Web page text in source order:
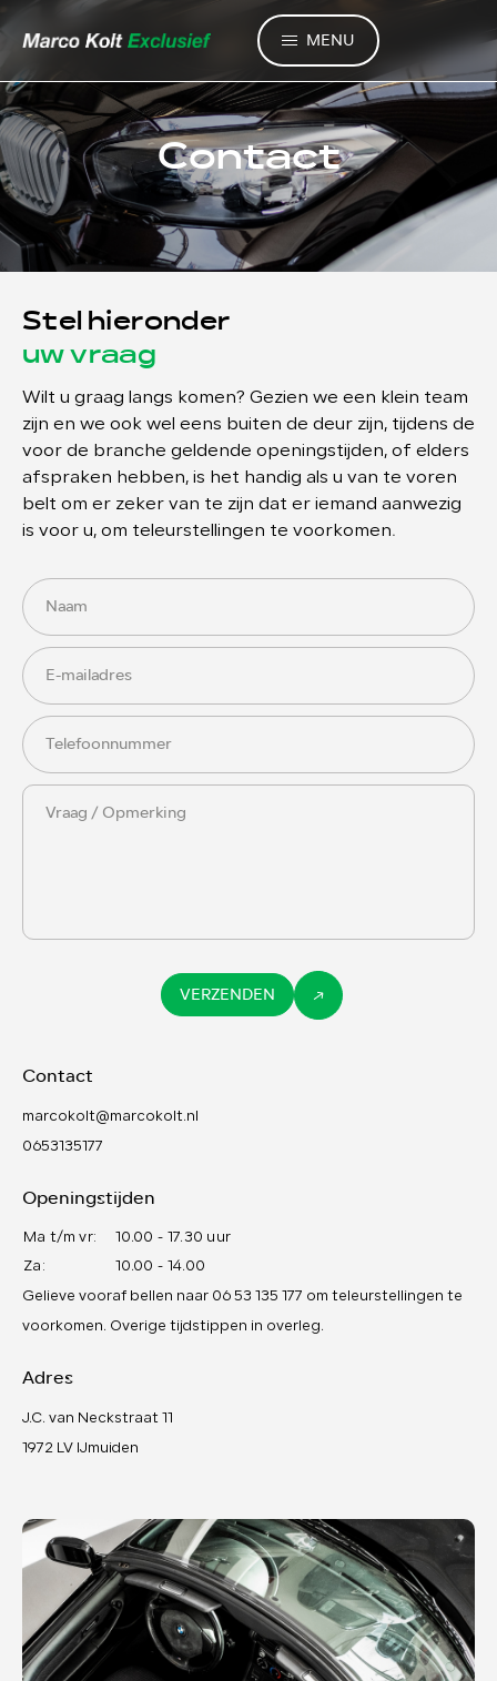
MENU
Contact
Stel hieronder
uw vraag
Wilt u graag langs komen? Gezien we een klein team
zijn en we ook wel eens buiten de deur zijn, tijdens de
voor de branche geldende openingstijden, of elders
afspraken hebben, is het handig als u van te voren
belt om er zeker van te zijn dat er iemand aanwezig
is voor u, om teleurstellingen te voorkomen.
VERZENDEN
Contact
marcokolt@marcokolt.nl
0653135177
Openingstijden
Ma t/m vr:
10.00 - 17.30 uur
Za:
10.00 - 14.00
Gelieve vooraf bellen naar 06 53 135 177 om teleurstellingen te
voorkomen. Overige tijdstippen in overleg.
Adres
J.C. van Neckstraat 11
1972 LV IJmuiden